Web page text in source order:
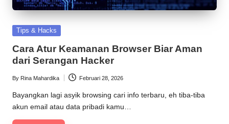
Posted
Tips & Hacks
Cara Atur Keamanan Browser Biar Aman
dari Serangan Hacker
Posted
by
By Rina Mahardika Februari 28, 2026
Bayangkan lagi asyik browsing cari info terbaru, eh tiba-tiba
akun email atau data pribadi kamu…